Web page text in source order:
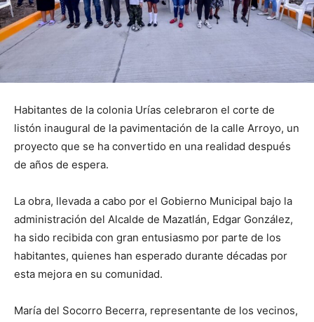
Habitantes de la colonia Urías celebraron el corte de
listón inaugural de la pavimentación de la calle Arroyo, un
proyecto que se ha convertido en una realidad después
de años de espera.
La obra, llevada a cabo por el Gobierno Municipal bajo la
administración del Alcalde de Mazatlán, Edgar González,
ha sido recibida con gran entusiasmo por parte de los
habitantes, quienes han esperado durante décadas por
esta mejora en su comunidad.
María del Socorro Becerra, representante de los vecinos,